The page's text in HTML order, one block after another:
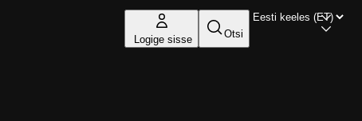
Logige sisse Otsi